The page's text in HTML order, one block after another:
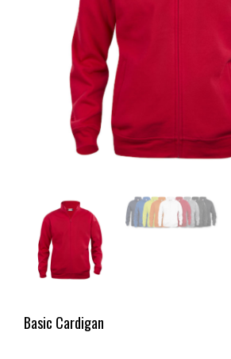
Basic Cardigan